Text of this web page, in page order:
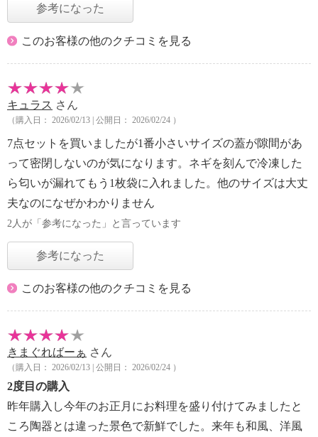
参考になった
このお客様の他のクチコミを見る
キュラス さん
（購入日： 2026/02/13 | 公開日： 2026/02/24 ）
7点セットを買いましたが1番小さいサイズの蓋が隙間があ
って密閉しないのが気になります。ネギを刻んで冷凍した
ら匂いが漏れてもう1枚袋に入れました。他のサイズは大丈
夫なのになぜかわかりません
2人が「参考になった」と言っています
参考になった
このお客様の他のクチコミを見る
きまぐればーぁ さん
（購入日： 2026/02/13 | 公開日： 2026/02/24 ）
2度目の購入
昨年購入し今年のお正月にお料理を盛り付けてみましたと
ころ陶器とは違った景色で新鮮でした。来年も和風、洋風